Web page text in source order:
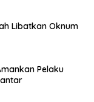
Libatkan Oknum
Pelaku